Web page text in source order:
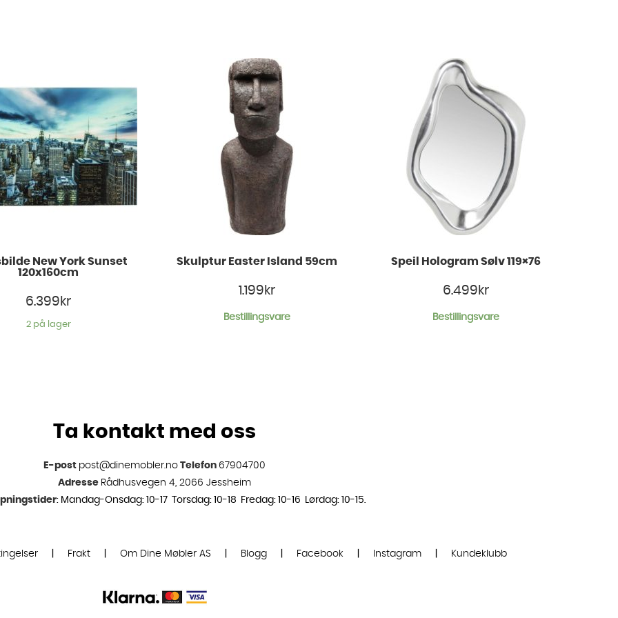
New York Sunset
120x160cm
6.399 kr
2 på lager
Skulptur Easter Island 59cm
1.199 kr
Bestillingsvare
Speil Hologram Sølv 119×76
6.499 kr
Bestillingsvare
Ta kontakt med oss
E-post post@dinemobler.no Telefon 67904700
Adresse Rådhusvegen 4, 2066 Jessheim
: Mandag-Onsdag: 10-17 Torsdag: 10-18 Fredag: 10-16 Lørdag: 10-15.
Frakt Om Dine Møbler AS Blogg Facebook Instagram Kundeklubb